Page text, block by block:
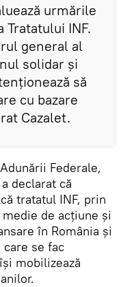
urmările
Tratatului INF.
general al
solidar și
să
cu bazare
Cazalet.
Federale,
declarat că
tratatul INF, prin
de acțiune și
în România și
se fac
mobilizează